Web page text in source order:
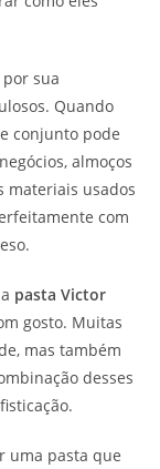
sua
Quando
conjunto pode
almoços
materiais usados
com
pasta Victor
gosto. Muitas
mas também
desses
uma pasta que